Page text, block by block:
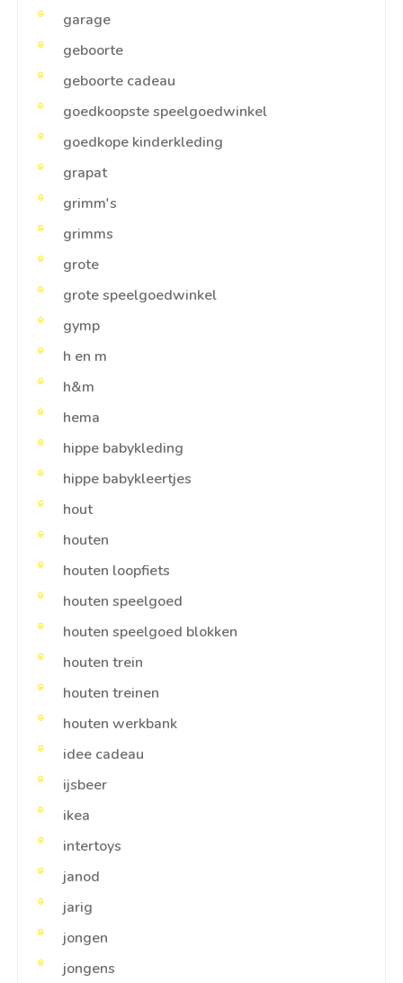
garage
geboorte
geboorte cadeau
goedkoopste speelgoedwinkel
goedkope kinderkleding
grapat
grimm's
grimms
grote
grote speelgoedwinkel
gymp
h en m
h&m
hema
hippe babykleding
hippe babykleertjes
hout
houten
houten loopfiets
houten speelgoed
houten speelgoed blokken
houten trein
houten treinen
houten werkbank
idee cadeau
ijsbeer
ikea
intertoys
janod
jarig
jongen
jongens